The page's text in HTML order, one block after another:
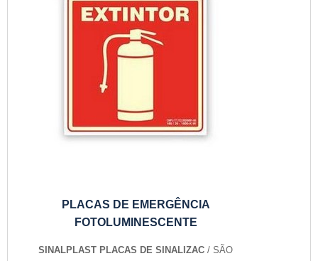
PLACAS DE EMERGÊNCIA
FOTOLUMINESCENTE
SINALPLAST PLACAS DE SINALIZAC / SÃO